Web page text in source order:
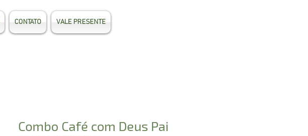
CONTATO VALE PRESENTE
Combo Café com Deus Pai